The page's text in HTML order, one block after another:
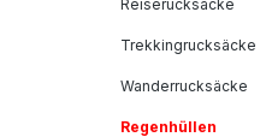
Reiserucksäcke
Trekkingrucksäcke
Wanderrucksäcke
Regenhüllen